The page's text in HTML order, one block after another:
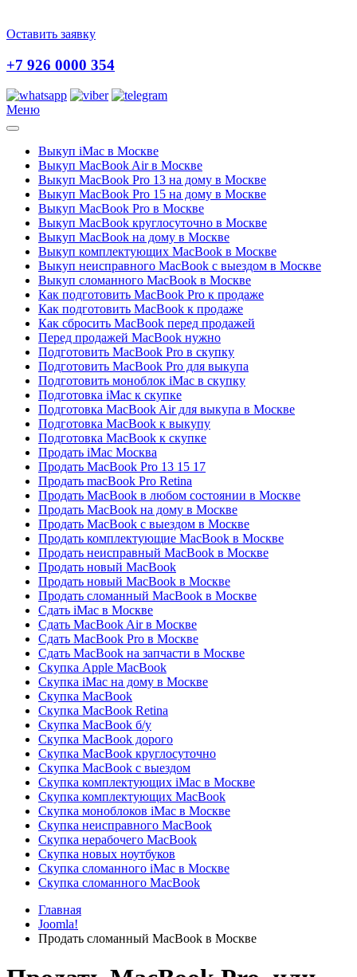
Оставить заявку
+7 926 0000 354
Меню
Выкуп iMac в Москве
Выкуп MacBook Air в Москве
Выкуп MacBook Pro 13 на дому в Москве
Выкуп MacBook Pro 15 на дому в Москве
Выкуп MacBook Pro в Москве
Выкуп MacBook круглосуточно в Москве
Выкуп MacBook на дому в Москве
Выкуп комплектующих MacBook в Москве
Выкуп неисправного MacBook с выездом в Москве
Выкуп сломанного MacBook в Москве
Как подготовить MacBook Pro к продаже
Как подготовить MacBook к продаже
Как сбросить MacBook перед продажей
Перед продажей MacBook нужно
Подготовить MacBook Pro в скупку
Подготовить MacBook Pro для выкупа
Подготовить моноблок iMac в скупку
Подготовка iMac к скупке
Подготовка MacBook Air для выкупа в Москве
Подготовка MacBook к выкупу
Подготовка MacBook к скупке
Продать iMac Москва
Продать MacBook Pro 13 15 17
Продать macBook Pro Retina
Продать MacBook в любом состоянии в Москве
Продать MacBook на дому в Москве
Продать MacBook с выездом в Москве
Продать комплектующие MacBook в Москве
Продать неисправный MacBook в Москве
Продать новый MacBook
Продать новый MacBook в Москве
Продать сломанный MacBook в Москве
Сдать iMac в Москве
Сдать MacBook Air в Москве
Сдать MacBook Pro в Москве
Сдать MacBook на запчасти в Москве
Скупка Apple MacBook
Скупка iMac на дому в Москве
Скупка MacBook
Скупка MacBook Retina
Скупка MacBook б/у
Скупка MacBook дорого
Скупка MacBook круглосуточно
Скупка MacBook с выездом
Скупка комплектующих iMac в Москве
Скупка комплектующих MacBook
Скупка моноблоков iMac в Москве
Скупка неисправного MacBook
Скупка нерабочего MacBook
Скупка новых ноутбуков
Скупка сломанного iMac в Москве
Скупка сломанного MacBook
Главная
Joomla!
Продать сломанный MacBook в Москве